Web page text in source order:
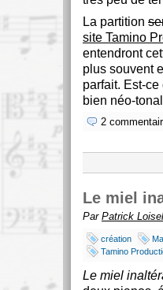
La partition
site Tamino
entendront
plus souvent
parfait. Est-
bien néo-
2
Le miel
Par Patrick
création
Tamino
Le miel